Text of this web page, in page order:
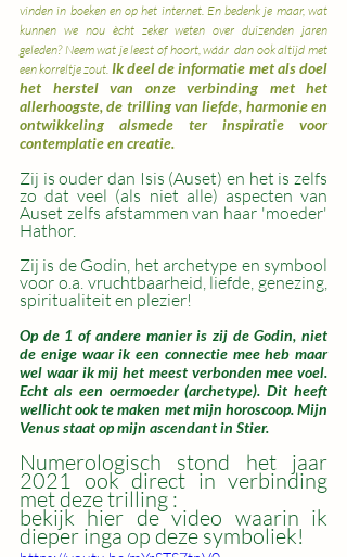
vinden in boeken en op het internet. En bedenk je maar, wat
kunnen we nou ècht zeker weten over duizenden jaren
geleden? Neem wat je leest of hoort, wáár  dan ook altijd met
een korreltje zout. Ik deel de informatie met als doel
het herstel van onze verbinding met het
allerhoogste, de trilling van liefde, harmonie en
ontwikkeling alsmede ter inspiratie voor
contemplatie en creatie.
Zij is ouder dan Isis (Auset) en het is zelfs
zo dat veel (als niet alle) aspecten van
Auset zelfs afstammen van haar 'moeder'
Hathor.
Zij is de Godin, het archetype en symbool
voor o.a. vruchtbaarheid, liefde, genezing,
spiritualiteit en plezier!
Op de 1 of andere manier is zij de Godin, niet
de enige waar ik een connectie mee heb maar
wel waar ik mij het meest verbonden mee voel.
Echt als een oermoeder (archetype). Dit heeft
wellicht ook te maken met mijn horoscoop. Mijn
Venus staat op mijn ascendant in Stier.
Numerologisch stond het jaar
2021 ook direct in verbinding
met deze trilling :
bekijk hier de video waarin ik
dieper inga op deze symboliek!